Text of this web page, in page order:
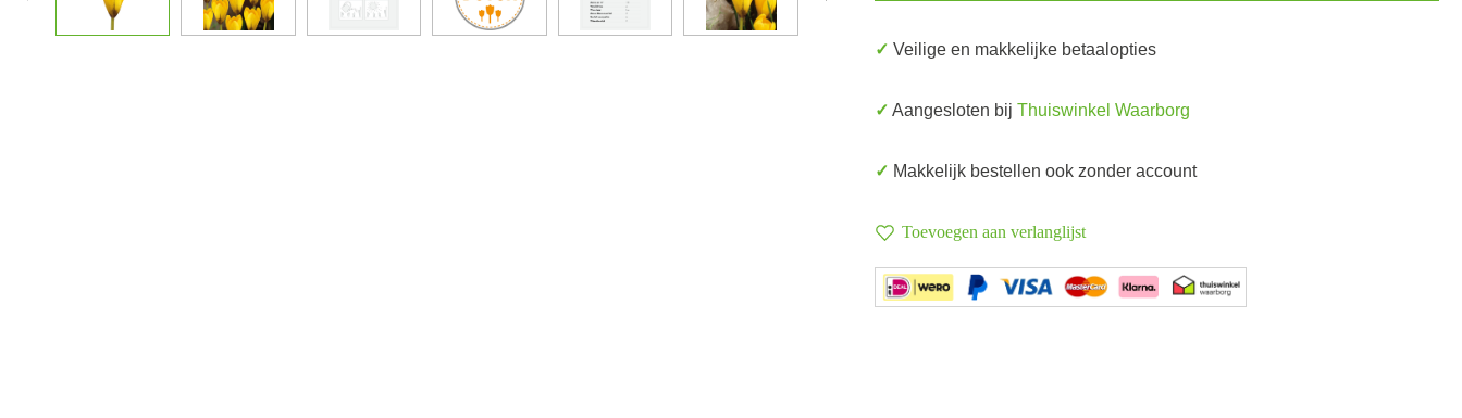
✓ Veilige en makkelijke betaalopties
✓ Aangesloten bij Thuiswinkel Waarborg
✓ Makkelijk bestellen ook zonder account
Toevoegen aan verlanglijst